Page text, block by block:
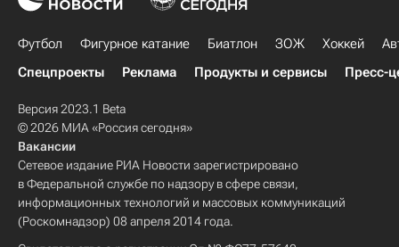
Футбол Фигурное катание Биатлон ЗОЖ Хоккей
Спецпроекты
Реклама Продукты и сервисы Пресс-
Версия 2023.1 Beta
© 2026 МИА «Россия сегодня»
Вакансии
Сетевое издание РИА Новости зарегистрировано
в Федеральной службе по надзору в сфере связи,
информационных технологий и массовых коммуникаций
(Роскомнадзор) 08 апреля 2014 года.